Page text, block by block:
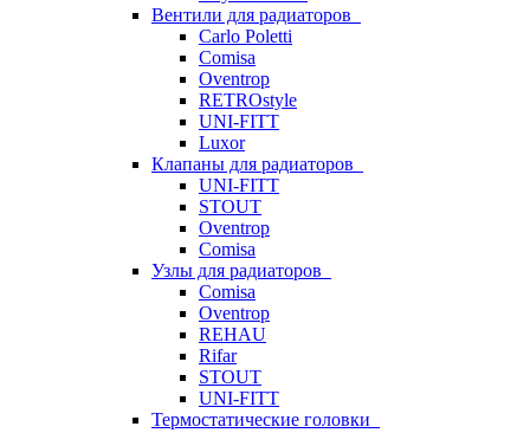
Вентили для радиаторов
Carlo Poletti
Comisa
Oventrop
RETROstyle
UNI-FITT
Luxor
Клапаны для радиаторов
UNI-FITT
STOUT
Oventrop
Comisa
Узлы для радиаторов
Comisa
Oventrop
REHAU
Rifar
STOUT
UNI-FITT
Термостатические головки